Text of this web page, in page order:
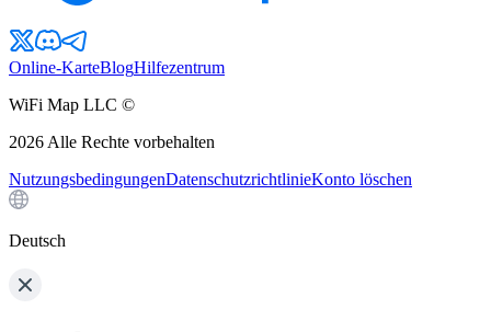
Online-KarteBlogHilfezentrum
WiFi Map LLC ©
2026 Alle Rechte vorbehalten
NutzungsbedingungenDatenschutzrichtlinieKonto löschen
Deutsch